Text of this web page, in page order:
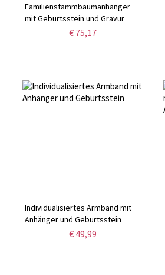
Familienstammbaumanhänger
mit Geburtsstein und Gravur
Armband Sterling Silber
€ 75,17
Individualisiertes Armband mit
Anhänger und Geburtsstein
€ 49,99